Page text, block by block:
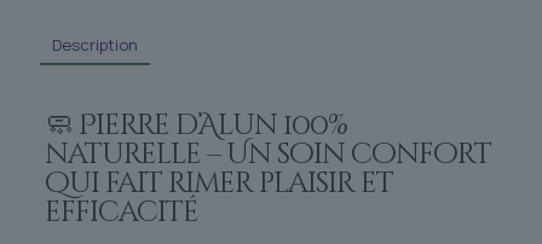
Description
🧼 Pierre d’Alun 100%
naturelle – Un soin confort
qui fait rimer plaisir et
efficacité